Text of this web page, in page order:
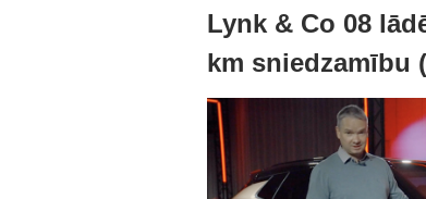
Lynk & Co 08
km sniedzamību